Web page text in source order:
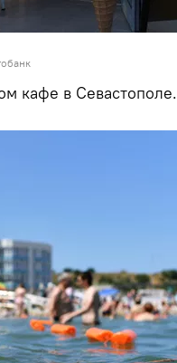
кафе в Севастополе.